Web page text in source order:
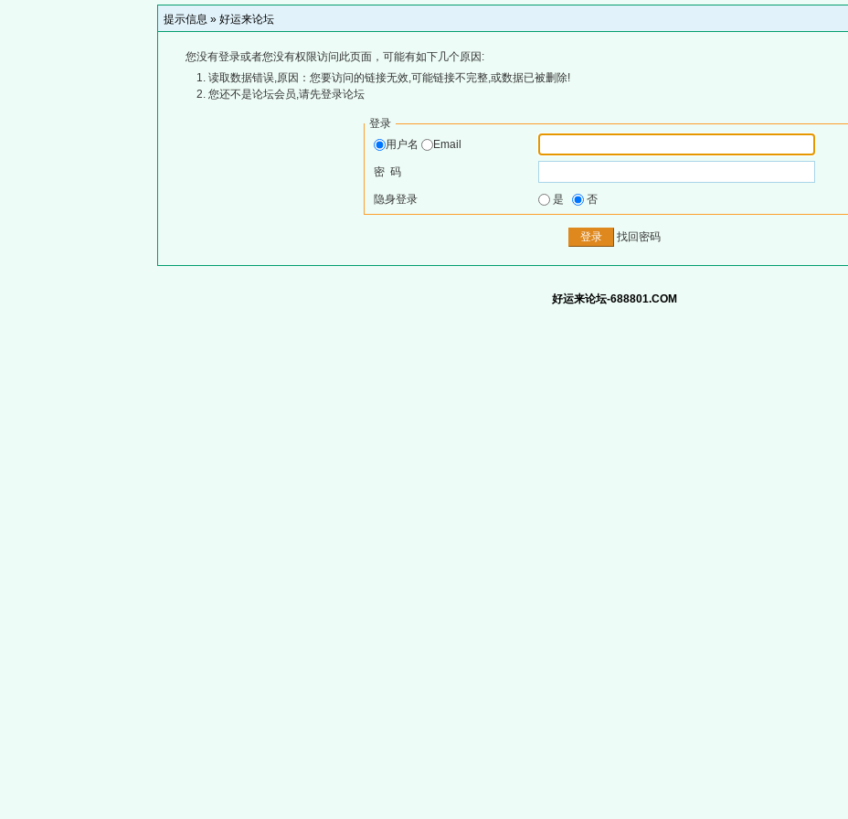
提示信息 » 好运来论坛
您没有登录或者您没有权限访问此页面，可能有如下几个原因:
读取数据错误,原因：您要访问的链接无效,可能链接不完整,或数据已被删除!
您还不是论坛会员,请先登录论坛
登录
用户名
Email
密 码
隐身登录 是 否
找回密码
好运来论坛-688801.COM